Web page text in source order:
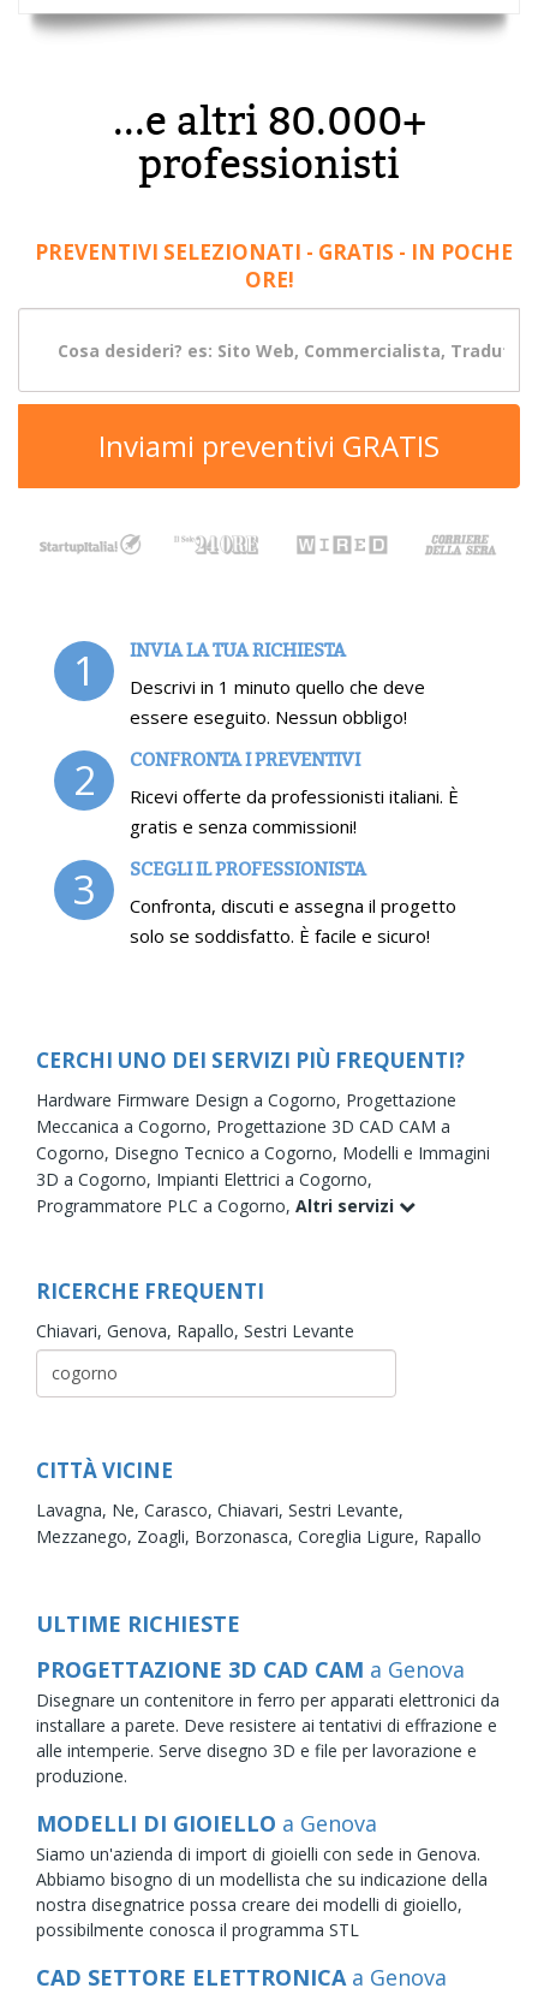
...e altri 80.000+
professionisti
PREVENTIVI SELEZIONATI - GRATIS - IN POCHE
ORE!
Inviami preventivi GRATIS
1 INVIA LA TUA RICHIESTA
Descrivi in 1 minuto quello che deve
essere eseguito. Nessun obbligo!
2 CONFRONTA I PREVENTIVI
Ricevi offerte da professionisti italiani. È
gratis e senza commissioni!
3 SCEGLI IL PROFESSIONISTA
Confronta, discuti e assegna il progetto
solo se soddisfatto. È facile e sicuro!
CERCHI UNO DEI SERVIZI PIÙ FREQUENTI?
Hardware Firmware Design a Cogorno, Progettazione
Meccanica a Cogorno, Progettazione 3D CAD CAM a
Cogorno, Disegno Tecnico a Cogorno, Modelli e Immagini
3D a Cogorno, Impianti Elettrici a Cogorno,
Programmatore PLC a Cogorno, Altri servizi
RICERCHE FREQUENTI
Chiavari, Genova, Rapallo, Sestri Levante
CITTÀ VICINE
Lavagna, Ne, Carasco, Chiavari, Sestri Levante,
Mezzanego, Zoagli, Borzonasca, Coreglia Ligure, Rapallo
ULTIME RICHIESTE
PROGETTAZIONE 3D CAD CAM a Genova
Disegnare un contenitore in ferro per apparati elettronici da
installare a parete. Deve resistere ai tentativi di effrazione e
alle intemperie. Serve disegno 3D e file per lavorazione e
produzione.
MODELLI DI GIOIELLO a Genova
Siamo un'azienda di import di gioielli con sede in Genova.
Abbiamo bisogno di un modellista che su indicazione della
nostra disegnatrice possa creare dei modelli di gioiello,
possibilmente conosca il programma STL
CAD SETTORE ELETTRONICA a Genova